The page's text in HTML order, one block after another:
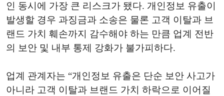
인 동시에 가장 큰 리스크가 됐다. 개인정보 유출이
발생할 경우 과징금과 소송은 물론 고객 이탈과 브
랜드 가치 훼손까지 감수해야 하는 만큼 업계 전반
의 보안 및 내부 통제 강화가 불가피하다.
업계 관계자는 “개인정보 유출은 단순 보안 사고가
아니라 고객 이탈과 브랜드 가치 하락으로 이어질